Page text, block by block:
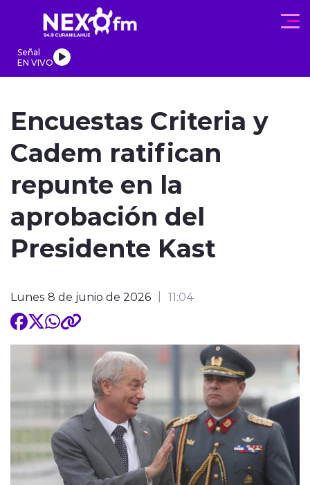
Click acá para ir directamente al contenido
Señal
EN VIVO
modo claro
Encuestas Criteria y
Cadem ratifican
repunte en la
aprobación del
Presidente Kast
Lunes 8 de junio de 2026 11:04